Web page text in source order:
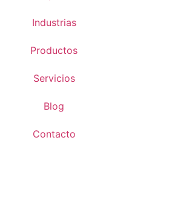
Industrias
Productos
Servicios
Blog
Contacto